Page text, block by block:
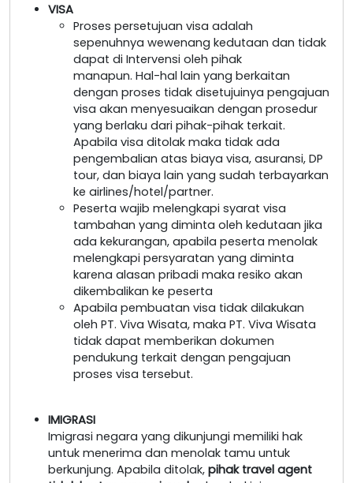
VISA
Proses persetujuan visa adalah
sepenuhnya wewenang kedutaan dan tidak
dapat di Intervensi oleh pihak
manapun. Hal-hal lain yang berkaitan
dengan proses tidak disetujuinya pengajuan
visa akan menyesuaikan dengan prosedur
yang berlaku dari pihak-pihak terkait.
Apabila visa ditolak maka tidak ada
pengembalian atas biaya visa, asuransi, DP
tour, dan biaya lain yang sudah terbayarkan
ke airlines/hotel/partner.
Peserta wajib melengkapi syarat visa
tambahan yang diminta oleh kedutaan jika
ada kekurangan, apabila peserta menolak
melengkapi persyaratan yang diminta
karena alasan pribadi maka resiko akan
dikembalikan ke peserta
Apabila pembuatan visa tidak dilakukan
oleh PT. Viva Wisata, maka PT. Viva Wisata
tidak dapat memberikan dokumen
pendukung terkait dengan pengajuan
proses visa tersebut.
IMIGRASI
Imigrasi negara yang dikunjungi memiliki hak
untuk menerima dan menolak tamu untuk
berkunjung. Apabila ditolak, pihak travel agent